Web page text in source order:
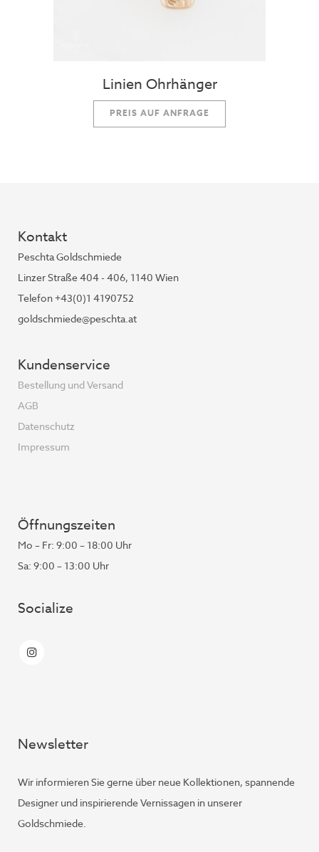
Linien Ohrhänger
PREIS AUF ANFRAGE
Kontakt
Peschta Goldschmiede
Linzer Straße 404 - 406, 1140 Wien
Telefon +43(0)1 4190752
goldschmiede@peschta.at
Kundenservice
Bestellung und Versand
AGB
Datenschutz
Impressum
Öffnungszeiten
Mo – Fr: 9:00 – 18:00 Uhr
Sa: 9:00 – 13:00 Uhr
Socialize
Newsletter
Wir informieren Sie gerne über neue Kollektionen, spannende
Designer und inspirierende Vernissagen in unserer
Goldschmiede.